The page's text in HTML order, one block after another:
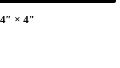
× 4″